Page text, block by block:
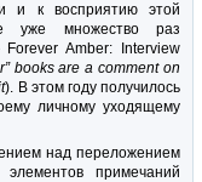
и к восприятию этой
уже множество раз
Amber: Interview
books are a comment on
). В этом году получилось
личному уходящему
над переложением
примечаний